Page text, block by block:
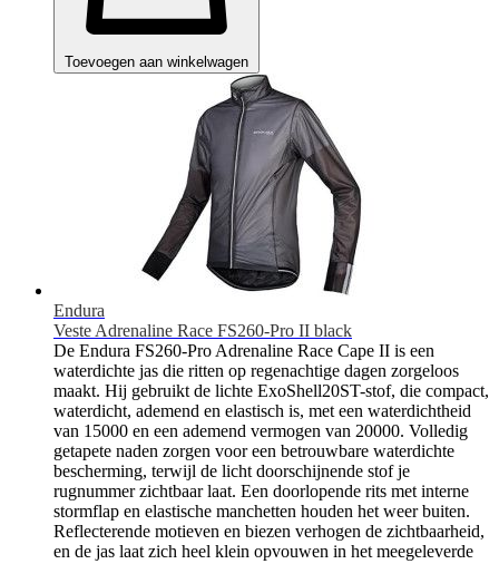
Toevoegen aan winkelwagen
Endura
Veste Adrenaline Race FS260-Pro II black
De Endura FS260-Pro Adrenaline Race Cape II is een
waterdichte jas die ritten op regenachtige dagen zorgeloos
maakt. Hij gebruikt de lichte ExoShell20ST-stof, die compact,
waterdicht, ademend en elastisch is, met een waterdichtheid
van 15000 en een ademend vermogen van 20000. Volledig
getapete naden zorgen voor een betrouwbare waterdichte
bescherming, terwijl de licht doorschijnende stof je
rugnummer zichtbaar laat. Een doorlopende rits met interne
stormflap en elastische manchetten houden het weer buiten.
Reflecterende motieven en biezen verhogen de zichtbaarheid,
en de jas laat zich heel klein opvouwen in het meegeleverde